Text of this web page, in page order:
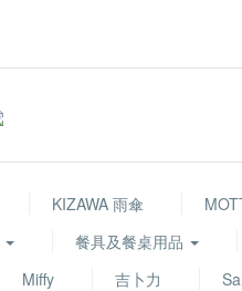
KIZAWA 雨傘
餐具及餐桌用品
Miffy 吉卜力